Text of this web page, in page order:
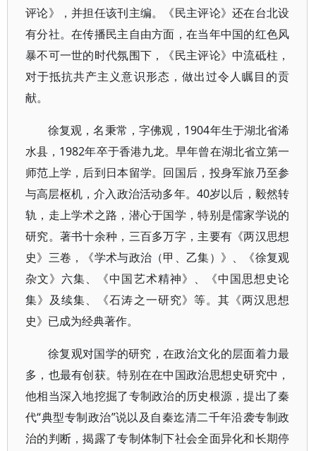
评论》，并担任该刊主编。《民主评论》还在台北设
有分社。在传播民主自由方面，在当年中国的红色风
暴不可一世的时代氛围下，《民主评论》中流砥柱，
对于抵抗共产主义意识形态，做出过令人瞩目的贡
献。
徐复观，名秉常，字佛观，1904年生于湖北省浠
水县，1982年卒于香港九龙。早年曾在湖北省立第一
师范上学，后到日本留学。回国后，投身军旅乃至参
与高层枢机，介入政治活动多年。40岁以后，毅然转
轨，走上学术之路，潜心于国学，特别是儒家学说的
研究。著书十余种，三百多万字，主要有《两汉思想
史》三卷，《学术与政治（甲、乙集）》、《徐复观
杂文》六集、《中国艺术精神》、《中国思想史论
集》及续集、《石涛之一研究》等。其《两汉思想
史》已成为经典著作。
徐复观对国学的研究，在政治文化的层面着力最
多，也最有创获。特别在在中国政治思想史研究中，
他相当深入地挖掘了专制政治的历史根源，提出了秦
代“典型专制政治”说以及自秦迄清二千年沿袭专制政
治的判断，揭露了专制体制下社会全面异化和长期停